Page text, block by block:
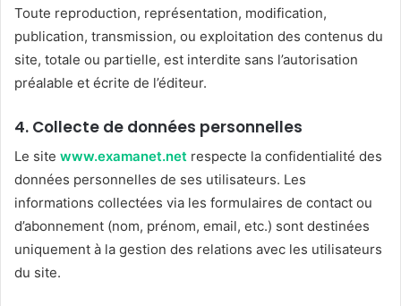
Toute reproduction, représentation, modification,
publication, transmission, ou exploitation des contenus du
site, totale ou partielle, est interdite sans l’autorisation
préalable et écrite de l’éditeur.
4. Collecte de données personnelles
Le site www.examanet.net respecte la confidentialité des
données personnelles de ses utilisateurs. Les
informations collectées via les formulaires de contact ou
d’abonnement (nom, prénom, email, etc.) sont destinées
uniquement à la gestion des relations avec les utilisateurs
du site.